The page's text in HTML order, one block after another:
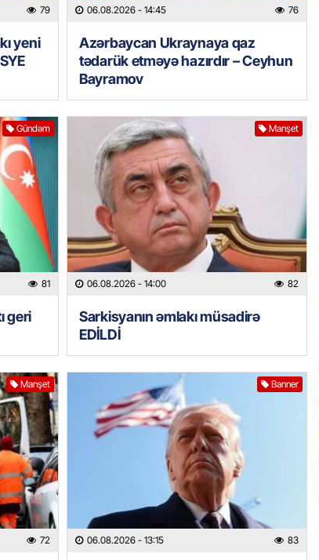
79
yeni
06.08.2026 - 14:45 76
Azərbaycan Ukraynaya qaz
tədarük etməyə hazırdır – Ceyhun
Bayramov
Gündəm
81
geri
Manşet
06.08.2026 - 14:00 82
Sarkisyanın əmlakı müsadirə
EDİLDİ
Manşet
72
Banner
06.08.2026 - 13:15 83